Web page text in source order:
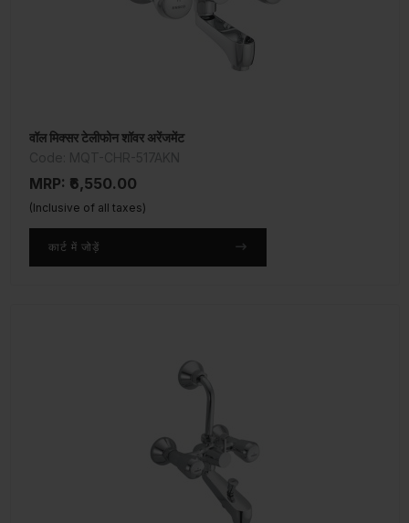
वॉल मिक्सर टेलीफोन शॉवर अरेंजमेंट
MRP: ₹6,550.00
(Inclusive of all taxes)
कार्ट में जोड़ें